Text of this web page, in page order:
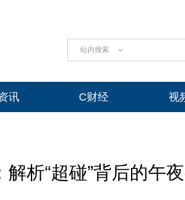
站内搜索
讯 C财经 视
析“超碰”背后的午